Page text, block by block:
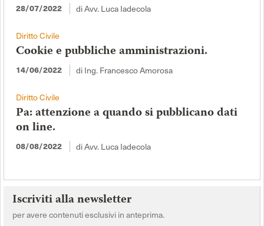
28/07/2022 di Avv. Luca Iadecola
Diritto Civile
Cookie e pubbliche amministrazioni.
14/06/2022 di Ing. Francesco Amorosa
Diritto Civile
Pa: attenzione a quando si pubblicano dati
on line.
08/08/2022 di Avv. Luca Iadecola
Iscriviti alla newsletter
per avere contenuti esclusivi in anteprima.